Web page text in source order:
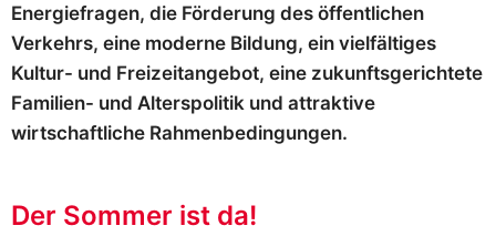
Energiefragen, die Förderung des öffentlichen
Verkehrs, eine moderne Bildung, ein vielfältiges
Kultur- und Freizeitangebot, eine zukunftsgerichtete
Familien- und Alterspolitik und attraktive
wirtschaftliche Rahmenbedingungen.
Der Sommer ist da!